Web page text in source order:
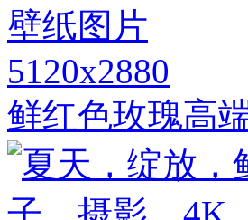
5120x2880
鲜红色玫瑰高